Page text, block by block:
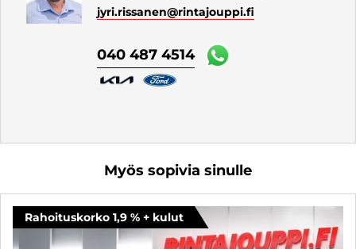
jyri.rissanen@rintajouppi.fi
040 487 4514
Myös sopivia sinulle
Rahoituskorko 1,9 % + kulut